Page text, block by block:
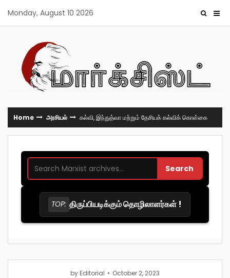
content
Monday, August 10 2026
Home அரசியல் கல்வி, இந்துத்வா மற்றும் தேசியக் கல்விக் கொள்கை
Search
TOP: திருப்பியடிக்கும் தொழிலாளர்கள் !
by Editorial October 2, 2023